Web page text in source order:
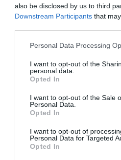
also be disclosed by us to third
Downstream Participants that
Personal Data Processing
I want to opt-out of the
personal data.
Opted In
I want to opt-out of the Sale
Personal Data.
Opted In
I want to opt-out of
Personal Data for Targeted
Opted In